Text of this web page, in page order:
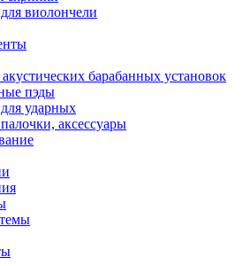
виолончели
барабанных установок
пэды
ударных
аксессуары